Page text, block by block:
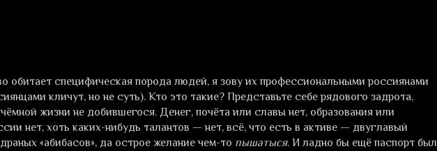
обитает специфическая порода людей, я зову их профессиональными россиянами
кличут, но не суть). Кто это такие? Представьте себе рядового задрота,
жизни не добившегося. Денег, почёта или славы нет, образования или
нет, хоть каких-нибудь талантов — нет, всё, что есть в активе — двуглавый
«абибасов», да острое желание чем-то пышатыся. И ладно бы ещё паспорт был